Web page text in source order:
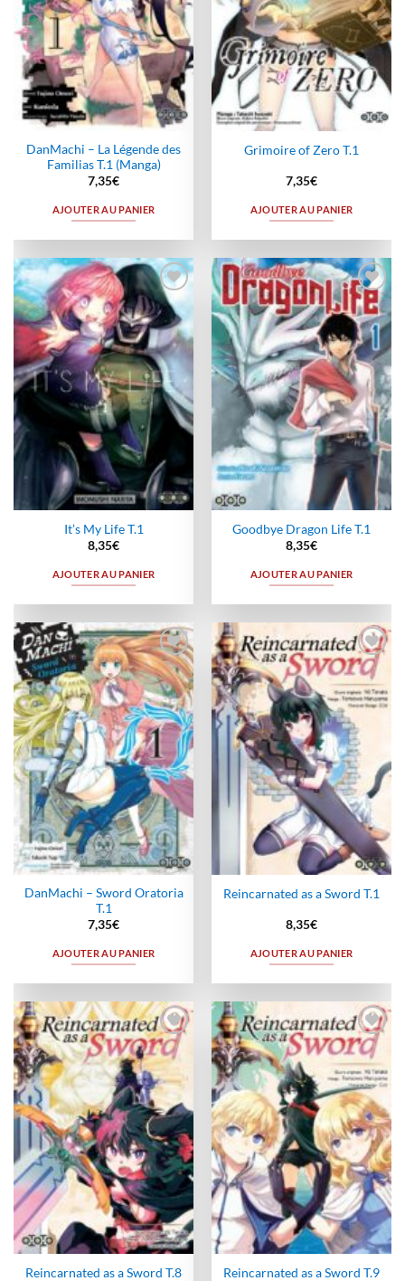
DanMachi – La Légende des
Familias T.1 (Manga)
7,35€
AJOUTER AU PANIER
Grimoire of Zero T.1
7,35€
AJOUTER AU PANIER
Ajouter
à la
wishlist
It’s My Life T.1
8,35€
AJOUTER AU PANIER
Ajouter
à la
wishlist
Goodbye Dragon Life T.1
8,35€
AJOUTER AU PANIER
Ajouter
à la
wishlist
DanMachi – Sword Oratoria
T.1
7,35€
AJOUTER AU PANIER
Ajouter
à la
wishlist
Reincarnated as a Sword T.1
8,35€
AJOUTER AU PANIER
Ajouter
à la
wishlist
Reincarnated as a Sword T.8
Ajouter
à la
wishlist
Reincarnated as a Sword T.9